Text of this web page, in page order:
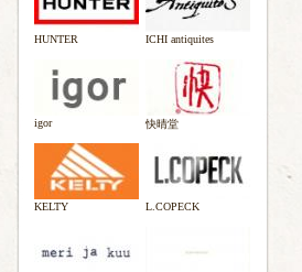
HUNTER ICHI antiquites
igor 快晴堂
KELTY L.COPECK